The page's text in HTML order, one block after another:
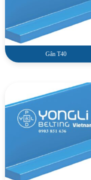
Gân T40